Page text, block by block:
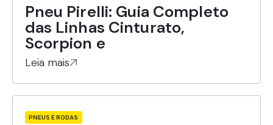
Pneu Pirelli: Guia Completo
das Linhas Cinturato,
Scorpion e
Leia mais
PNEUS E RODAS